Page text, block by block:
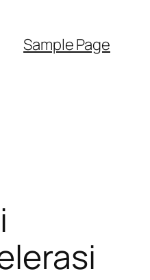
Sample Page